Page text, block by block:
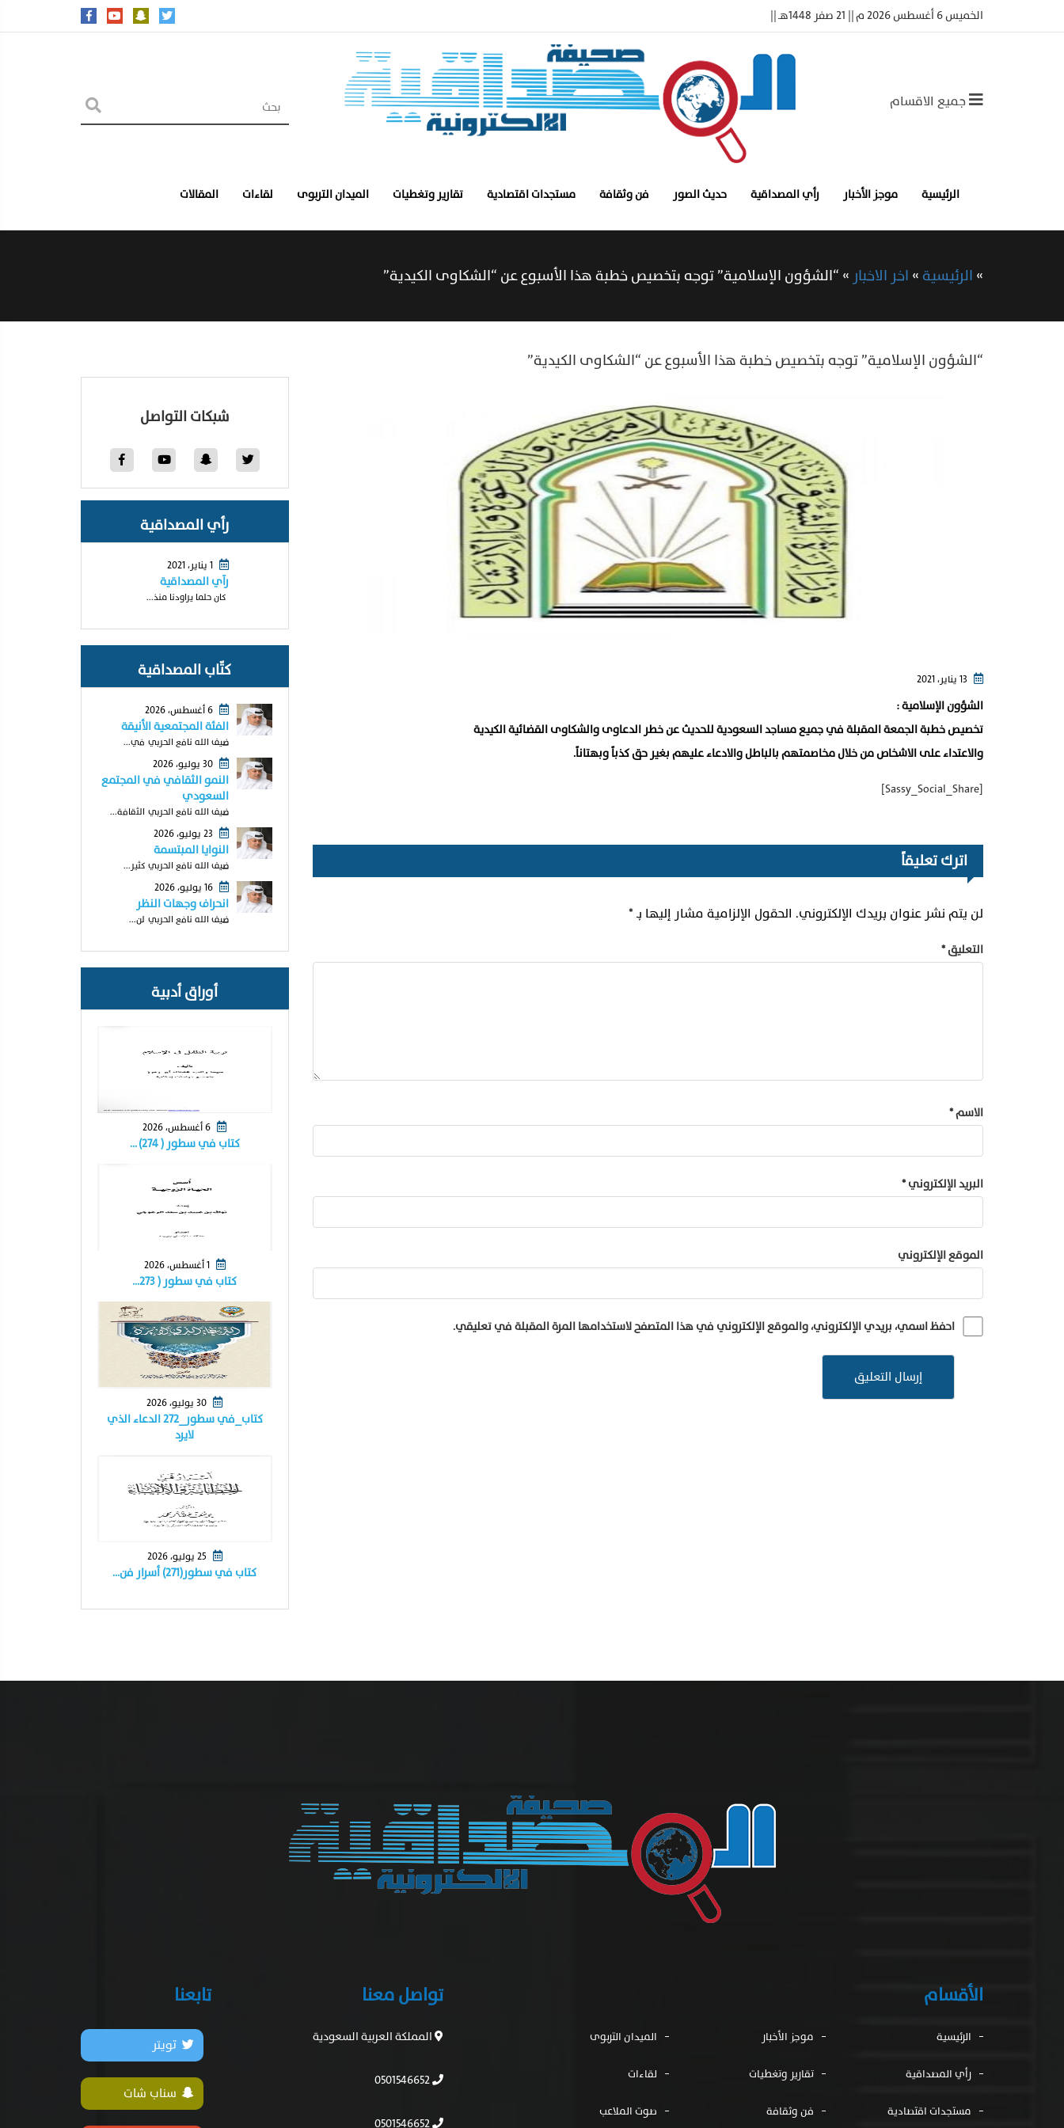
الخميس 6 أغسطس 2026 م || 21 صفر 1448هـ ||
جميع الاقسام
الرئيسية موجز الأخبار رأي المصداقية حديث الصور فن وثقافة مستجدات اقتصادية تقارير وتغطيات الميدان التربوى لقاءات المقالات
»الرئيسية»اخر الاخبار »“الشؤون الإسلامية” توجه بتخصيص خطبة هذا الأسبوع عن “الشكاوى الكيدية”
“الشؤون الإسلامية” توجه بتخصيص خطبة هذا الأسبوع عن “الشكاوى الكيدية”
‏الشؤون الإسلامية :
تخصيص خطبة الجمعة المقبلة في جميع مساجد السعودية للحديث عن خطر الدعاوى والشكاوى القضائية الكيدية
والاعتداء على الاشخاص من خلال مخاصمتهم بالباطل والادعاء عليهم بغير حق كذباً وبهتاناً.
[Sassy_Social_Share]
اترك تعليقاً
لن يتم نشر عنوان بريدك الإلكتروني. الحقول الإلزامية مشار إليها بـ*
التعليق*
الاسم*
البريد الإلكتروني*
الموقع الإلكتروني
احفظ اسمي، بريدي الإلكتروني، والموقع الإلكتروني في هذا المتصفح لاستخدامها المرة المقبلة في تعليقي.
شبكات التواصل
رأي المصداقية
رآي المصداقية
كان حلما يراودنا منذ...
كتّاب المصداقية
الفئة المجتمعية الأنيقة
ضيف الله نافع الحربي في...
النمو الثقافي في المجتمع
السعودي
ضيف الله نافع الحربي الثقافة...
النوايا المبتسمة
ضيف الله نافع الحربي كثير...
انحراف وجهات النظر
ضيف الله نافع الحربي لن...
أوراق أدبية
كتاب في سطور ( ٢٧٤) …
1 أغسطس، 2026
كتاب في سطور ( ٢٧٣…
كتاب_في سطور_٢٧٢ الدعاء الذي
لايرد
كتاب في سطور(٢٧١) أسرار فن…
الأقسام
الرئيسية موجز الأخبار الميدان التربوى
رأي المصداقية تقارير وتغطيات لقاءات
مستجدات اقتصادية فن وثقافة صوت الملاعب
تواصل معنا
المملكة العربية السعودية
0501546652
0501546652
تابعنا
تويتر
سناب شات